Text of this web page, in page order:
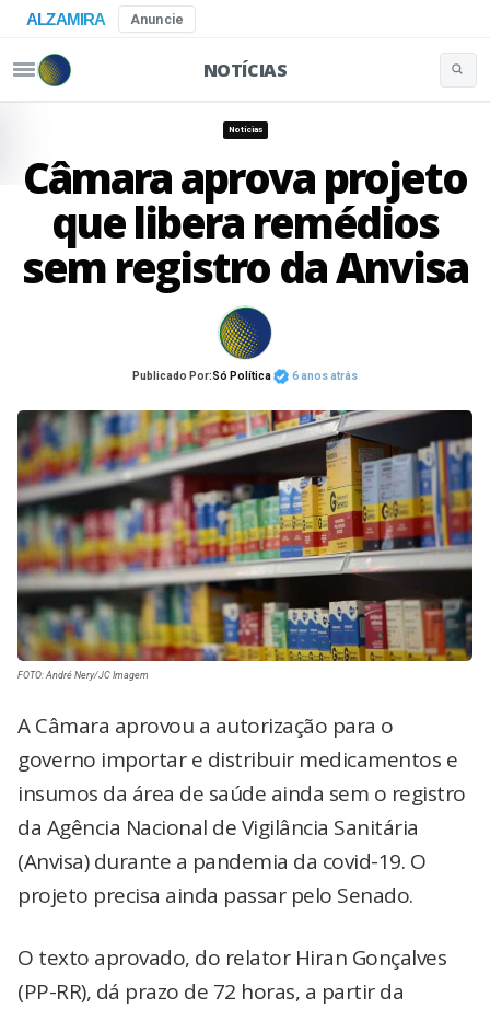
ALZAMIRA Anuncie
NOTÍCIAS
Notícias
Câmara aprova projeto
que libera remédios
sem registro da Anvisa
Publicado Por:Só Política 6 anos atrás
FOTO: André Nery/JC Imagem
A Câmara aprovou a autorização para o
governo importar e distribuir medicamentos e
insumos da área de saúde ainda sem o registro
da Agência Nacional de Vigilância Sanitária
(Anvisa) durante a pandemia da covid-19. O
projeto precisa ainda passar pelo Senado.
O texto aprovado, do relator Hiran Gonçalves
(PP-RR), dá prazo de 72 horas, a partir da